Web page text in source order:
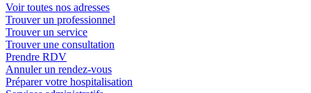
Voir toutes nos adresses
Trouver un professionnel
Trouver un service
Trouver une consultation
Prendre RDV
Annuler un rendez-vous
Préparer votre hospitalisation